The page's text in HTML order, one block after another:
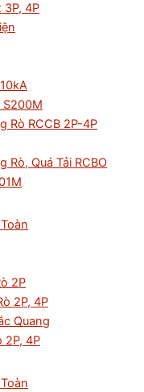
3P, 4P
S200M
Rò RCCB 2P-4P
Rò, Quá Tải RCBO
2P
2P, 4P
Quang
2P, 4P